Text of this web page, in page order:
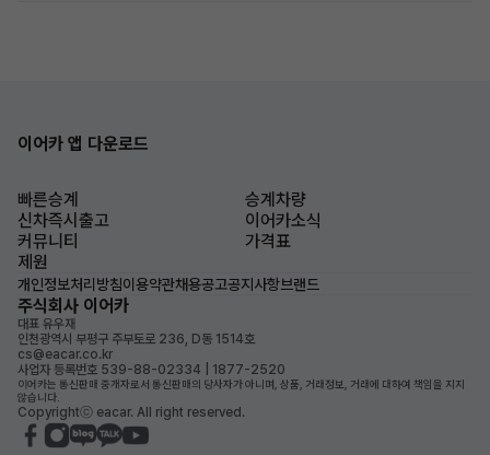
이어카 앱 다운로드
빠른승계
승계차량
신차즉시출고
이어카소식
커뮤니티
가격표
제원
개인정보처리방침이용약관채용공고공지사항브랜드
주식회사 이어카
대표 유우재
인천광역시 부평구 주부토로 236, D동 1514호
cs@eacar.co.kr
사업자 등록번호 539-88-02334 | 1877-2520
이어카는 통신판매 중개자로서 통신판매의 당사자가 아니며, 상품, 거래정보, 거래에 대하여 책임을 지지
않습니다.
Copyrightⓒ eacar. All right reserved.